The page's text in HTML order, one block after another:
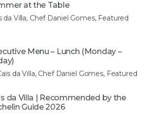
at the Table
da Villa, Chef Daniel Gomes, Featured
Menu – Lunch (Monday –
da Villa, Chef Daniel Gomes, Featured
da Villa | Recommended by the
Guide 2026